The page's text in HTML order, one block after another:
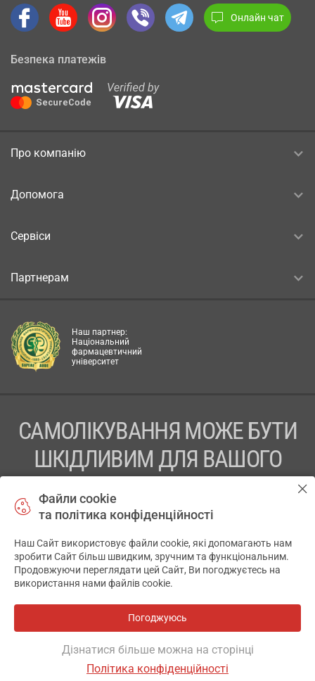
Онлайн чат
Безпека платежів
Про компанію
Допомога
Сервіси
Партнерам
Наш партнер:
Національний
фармацевтичний
університет
САМОЛІКУВАННЯ МОЖЕ БУТИ
ШКІДЛИВИМ ДЛЯ ВАШОГО
ПЕРЕД ЗАСТОСУВАННЯМ ПРЕПАРАТУ ПРОКОНСУЛЬТУЙТЕСЬ
ТОВ «АПТЕКА 911.ЮА» Код ЄДРПОУ 43631965.
Відмова від відповідальності
© 2014-2026. Медична інформаційна система АПТЕКА911.ЮА
Файли cookie
та політика конфіденційності
Наш Сайт використовує файли cookie, які допомагають нам
зробити Сайт більш швидким, зручним та функціональним.
Продовжуючи переглядати цей Сайт, Ви погоджуєтесь на
використання нами файлів cookie.
Погоджуюсь
Дізнатися більше можна на сторінці
Політика конфіденційності
✕